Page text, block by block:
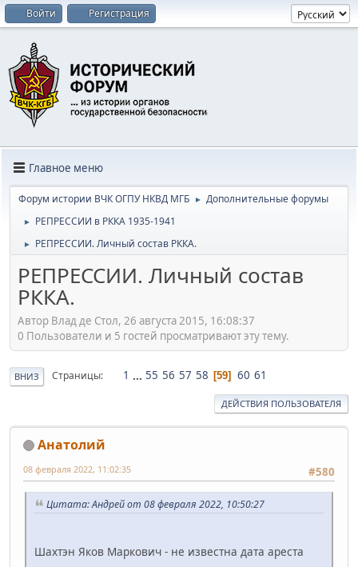
Войти Регистрация
Главное меню
Форум истории ВЧК ОГПУ НКВД МГБ ► Дополнительные форумы
► РЕПРЕССИИ в РККА 1935-1941
► РЕПРЕССИИ. Личный состав РККА.
РЕПРЕССИИ. Личный состав
РККА.
Автор Влад де Стол, 26 августа 2015, 16:08:37
0 Пользователи и 5 гостей просматривают эту тему.
ВНИЗ Страницы 1 ... 55 56 57 58 59 60 61
ДЕЙСТВИЯ ПОЛЬЗОВАТЕЛЯ
Анатолий
#580
08 февраля 2022, 11:02:35
Цитата: Андрей от 08 февраля 2022, 10:50:27
Шахтэн Яков Маркович - не известна дата ареста